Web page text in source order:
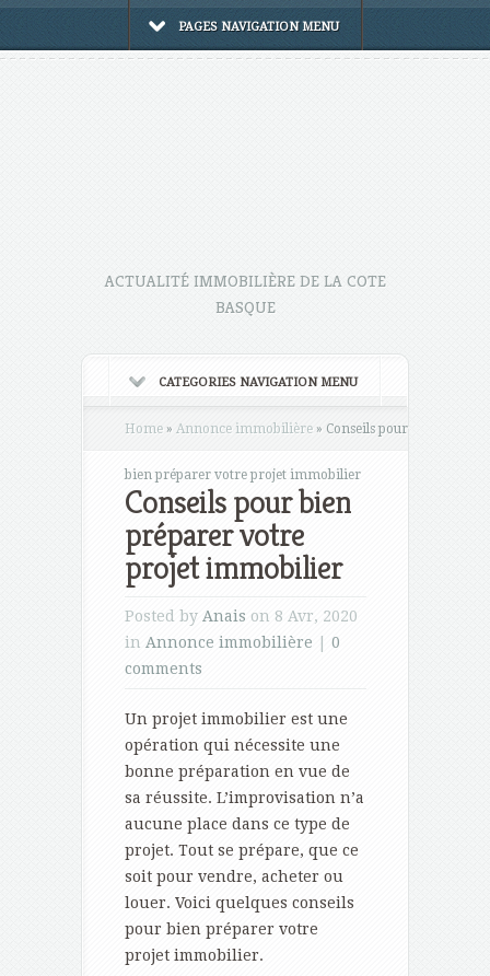
PAGES NAVIGATION MENU
ACTUALITÉ IMMOBILIÈRE DE LA COTE
BASQUE
CATEGORIES NAVIGATION MENU
Home » Annonce immobilière » Conseils pour
bien préparer votre projet immobilier
Conseils pour bien
préparer votre
projet immobilier
Posted by Anais on 8 Avr, 2020
in Annonce immobilière
0
comments
Un projet immobilier est une
opération qui nécessite une
bonne préparation en vue de
sa réussite. L’improvisation n’a
aucune place dans ce type de
projet. Tout se prépare, que ce
soit pour vendre, acheter ou
louer. Voici quelques conseils
pour bien préparer votre
projet immobilier.